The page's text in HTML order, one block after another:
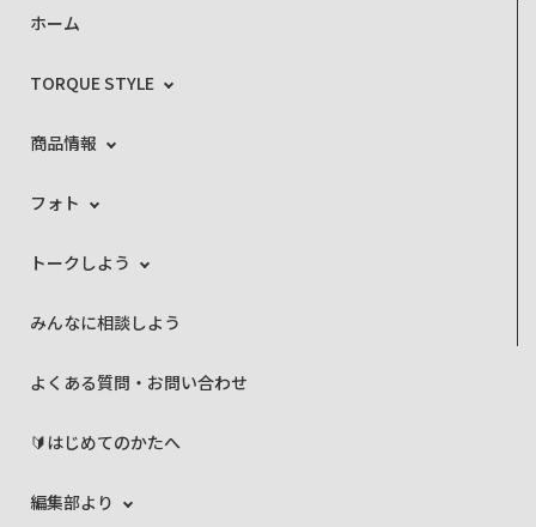
ホーム
TORQUE STYLE
商品情報
フォト
トークしよう
みんなに相談しよう
よくある質問・お問い合わせ
🔰はじめてのかたへ
編集部より